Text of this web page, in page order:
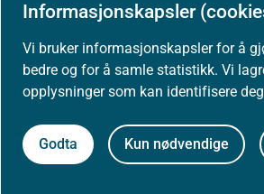
Informasjonskapsler
Vi bruker informasjonskapsler for å
bedre og for å samle statistikk. Vi
opplysninger som kan identifisere
Godta Kun nødvendige
Helsedirektoratet
Postboks 220, Skøyen
0213 Oslo
Aktuelt